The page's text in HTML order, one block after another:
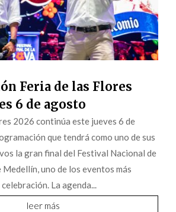
Feria de las Flores
6 de agosto
2026 continúa este jueves 6 de
que tendrá como uno de sus
la gran final del Festival Nacional de
Medellín, uno de los eventos más
La agenda...
leer más